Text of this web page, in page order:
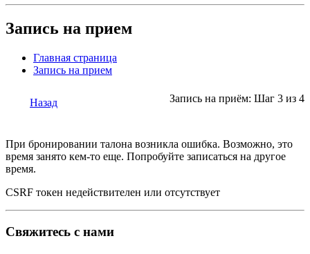
Запись на прием
Главная страница
Запись на прием
Назад Запись на приём: Шаг 3 из 4
При бронировании талона возникла ошибка. Возможно, это
время занято кем-то еще. Попробуйте записаться на другое
время.
CSRF токен недействителен или отсутствует
Свяжитесь с нами